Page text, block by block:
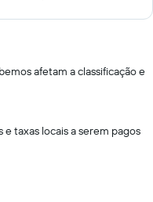
afetam a classificação e
taxas locais a serem pagos